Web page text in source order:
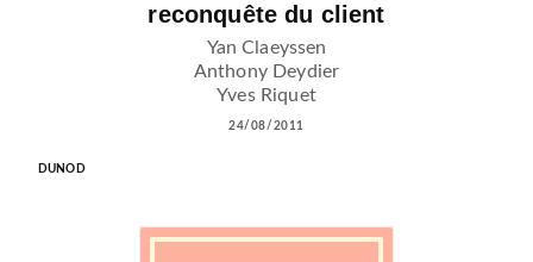
reconquête du client
Yan Claeyssen
Anthony Deydier
Yves Riquet
24/08/2011
DUNOD